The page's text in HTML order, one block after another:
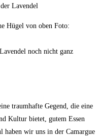
Lavendel
noch nicht ganz
traumhafte Gegend, die eine
Kultur bietet, gutem Essen
haben wir uns in der Camargue